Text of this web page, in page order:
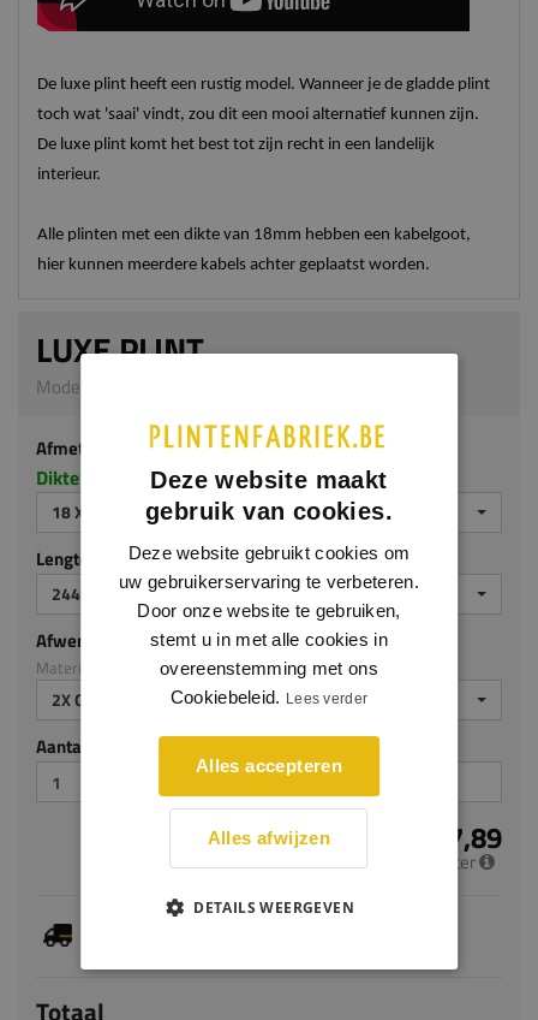
De luxe plint heeft een rustig model. Wanneer je de gladde plint
toch wat 'saai' vindt, zou dit een mooi alternatief kunnen zijn.
De luxe plint komt het best tot zijn recht in een landelijk
interieur.
Alle plinten met een dikte van 18mm hebben een kabelgoot,
hier kunnen meerdere kabels achter geplaatst worden.
LUXE PLINT
Model M116 | 18 x 90 mm | MDF ecologisch
Afmeting
Dikte x hoogte in millimeters
18 X 90 MM
Lengte (mm)
2440
Afwerking
Materiaal: MDF ecologisch
2X GEGROND
Aantal stuks
€ 7,89
per meter
Je hebt gekozen voor maatwerk, de verwachte
Totaal
Deze website maakt
gebruik van cookies.
Deze website gebruikt cookies om
uw gebruikerservaring te verbeteren.
Door onze website te gebruiken,
stemt u in met alle cookies in
overeenstemming met ons
Cookiebeleid. Lees verder
Alles accepteren
Alles afwijzen
DETAILS WEERGEVEN